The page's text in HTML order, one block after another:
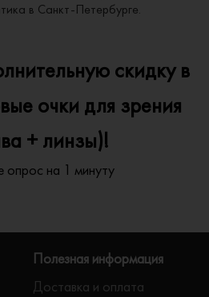
в Санкт-Петербурге.
скидку в
очки для зрения
+ линзы)!
опрос на 1 минуту
Полезная информация
Доставка и оплата